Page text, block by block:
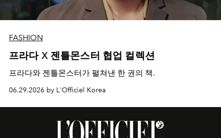
FASHION
프라다 X 젠틀몬스터 협업 컬렉션
프라다와 젠틀몬스터가 펼쳐낸 한 권의 책.
06.29.2026 by L'Officiel Korea